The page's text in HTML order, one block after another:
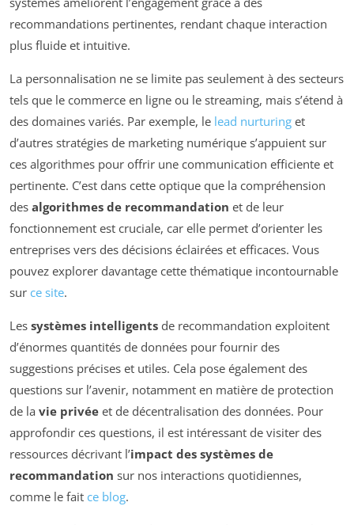
recommandations pertinentes, rendant chaque interaction
plus fluide et intuitive.
La personnalisation ne se limite pas seulement à des secteurs
tels que le commerce en ligne ou le streaming, mais s’étend à
des domaines variés. Par exemple, le lead nurturing et
d’autres stratégies de marketing numérique s’appuient sur
ces algorithmes pour offrir une communication efficiente et
pertinente. C’est dans cette optique que la compréhension
des algorithmes de recommandation et de leur
fonctionnement est cruciale, car elle permet d’orienter les
entreprises vers des décisions éclairées et efficaces. Vous
pouvez explorer davantage cette thématique incontournable
sur ce site.
Les systèmes intelligents de recommandation exploitent
d’énormes quantités de données pour fournir des
suggestions précises et utiles. Cela pose également des
questions sur l’avenir, notamment en matière de protection
de la vie privée et de décentralisation des données. Pour
approfondir ces questions, il est intéressant de visiter des
ressources décrivant l’impact des systèmes de
recommandation sur nos interactions quotidiennes,
comme le fait ce blog.